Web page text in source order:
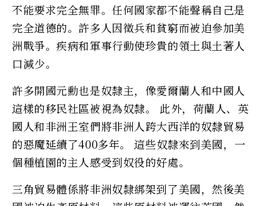
不能要求完全無罪。任何國家都不能聲稱自己是
完全道德的。許多人因徵兵和貧窮而被迫參加美
洲戰爭。疾病和軍事行動使珍貴的領土與土著人
口減少。
許多開國元勳也是奴隸主，像愛爾蘭人和中國人
這樣的移民社區被視為奴隸。 此外，荷蘭人、英
國人和非洲王室們將非洲人跨大西洋的奴隸貿易
的惡魔延續了400多年。 這些奴隸來到美國，一
個種植園的主人感受到奴役的好處。
三角貿易體係將非洲奴隸綁架到了美國，然後美